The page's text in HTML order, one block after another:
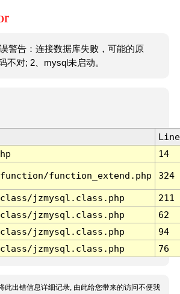
警告：连接数据库失败，可能的原
不对; 2、mysql未启动。
Line
14
function_extend.php 324
jzmysql.class.php
211
jzmysql.class.php
62
jzmysql.class.php
94
jzmysql.class.php 76
此出错信息详细记录, 由此给您带来的访问不便我